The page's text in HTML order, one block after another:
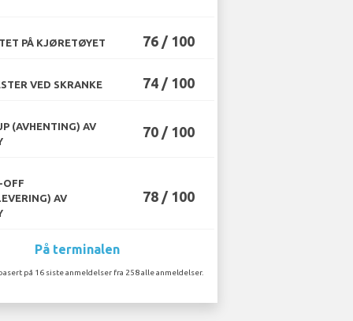
PÅ KJØRETØYET 76 / 100
VED SKRANKE 74 / 100
(AVHENTING) AV
70 / 100
OFF
AV
78 / 100
På terminalen
på 16 siste anmeldelser fra 258 alle anmeldelser.